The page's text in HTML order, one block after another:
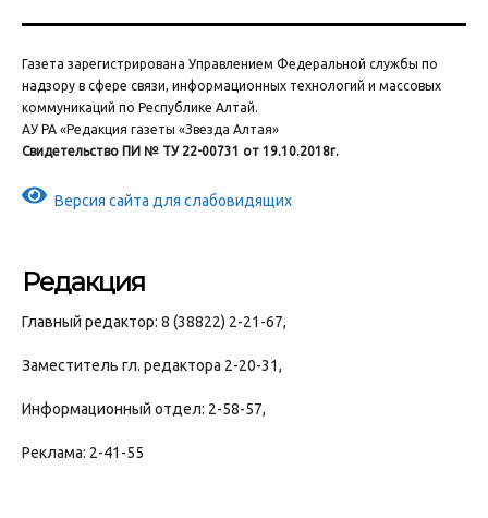
Газета зарегистрирована Управлением Федеральной службы по
надзору в сфере связи, информационных технологий и массовых
коммуникаций по Республике Алтай.
АУ РА «Редакция газеты «Звезда Алтая»
Свидетельство ПИ № ТУ 22-00731 от 19.10.2018г.
Версия сайта для слабовидящих
Редакция
Главный редактор: 8 (38822) 2-21-67,
Заместитель гл. редактора 2-20-31,
Информационный отдел: 2-58-57,
Реклама: 2-41-55